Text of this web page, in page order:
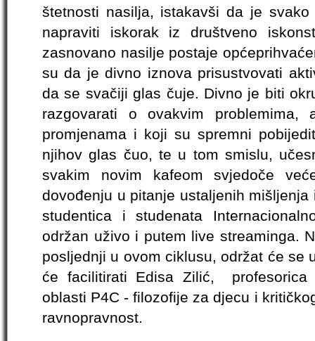
štetnosti nasilja, istakavši da je
napraviti iskorak iz društveno
zasnovano nasilje postaje
su da je divno iznova prisustvovati
da se svačiji glas čuje. Divno je biti
razgovarati o ovakvim problemima,
promjenama i koji su spremni
njihov glas čuo, te u tom smislu,
svakim novim kafeom svjedoče
dovođenju u pitanje ustaljenih
studentica i studenata
održan uživo i putem live streaminga.
posljednji u ovom ciklusu, održat će se
će facilitirati Edisa Zilić, profesorica
oblasti P4C - filozofije za djecu i
ravnopravnost.